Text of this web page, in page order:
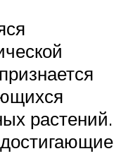
растений.